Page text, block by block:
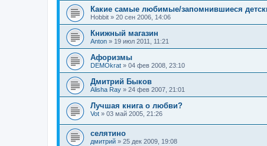
Какие самые любимые/запомнившиеся
Hobbit » 20 сен 2006, 14:06
Книжный магазин
Anton » 19 июл 2011, 11:21
Афоризмы
DEMOkrat » 04 фев 2008, 23:10
Дмитрий Быков
Alisha Ray » 24 фев 2007, 21:01
Лучшая книга о любви?
Vot » 03 май 2005, 21:26
селятино
дмитрий » 25 дек 2009, 19:08